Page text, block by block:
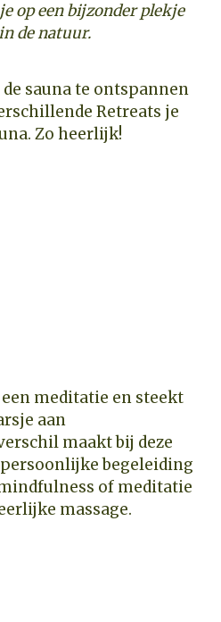
op een bijzonder plekje
de natuur.
Retreats je
Zo heerlijk!
maakt bij deze
begeleiding
of meditatie
massage.